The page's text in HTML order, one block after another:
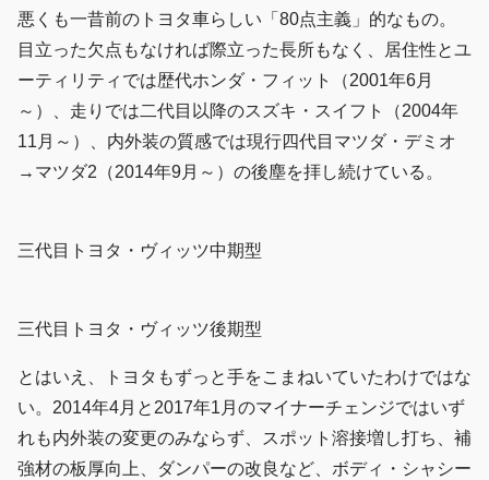
悪くも一昔前のトヨタ車らしい「80点主義」的なもの。
目立った欠点もなければ際立った長所もなく、居住性とユ
ーティリティでは歴代ホンダ・フィット（2001年6月
～）、走りでは二代目以降のスズキ・スイフト（2004年
11月～）、内外装の質感では現行四代目マツダ・デミオ
→マツダ2（2014年9月～）の後塵を拝し続けている。
三代目トヨタ・ヴィッツ中期型
三代目トヨタ・ヴィッツ後期型
とはいえ、トヨタもずっと手をこまねいていたわけではな
い。2014年4月と2017年1月のマイナーチェンジではいず
れも内外装の変更のみならず、スポット溶接増し打ち、補
強材の板厚向上、ダンパーの改良など、ボディ・シャシー